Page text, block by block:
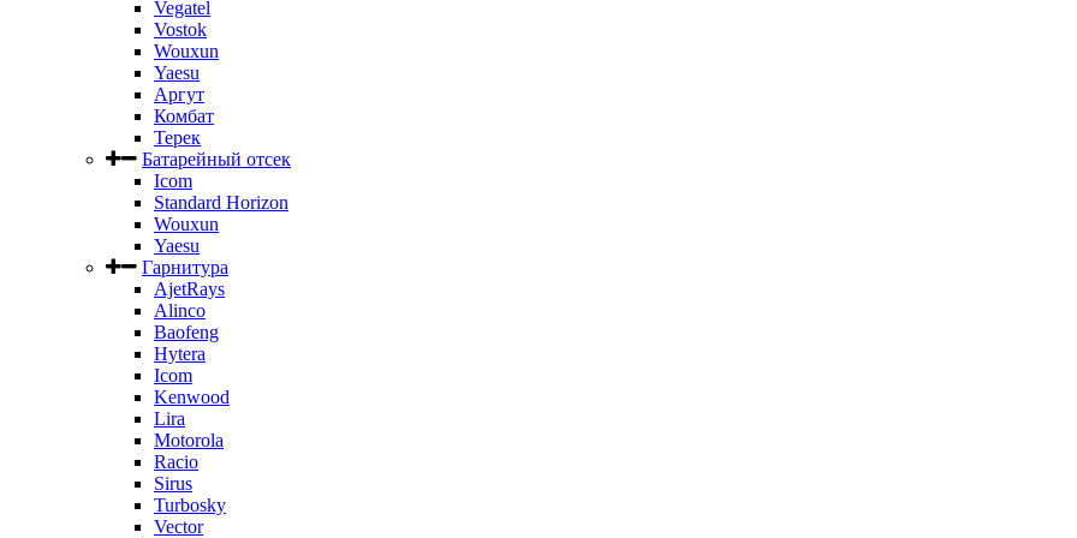
Vegatel
Vostok
Wouxun
Yaesu
Аргут
Комбат
Терек
Батарейный отсек
Icom
Standard Horizon
Wouxun
Yaesu
Гарнитура
AjetRays
Alinco
Baofeng
Hytera
Icom
Kenwood
Lira
Motorola
Racio
Sirus
Turbosky
Vector